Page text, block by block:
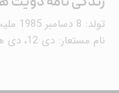
نام مستعار: دی 12، دی هوارد، گولزنک، مرد فلزی،…